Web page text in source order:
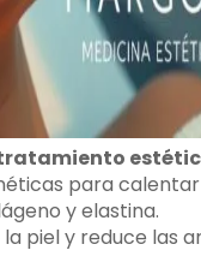
para
y elastina.
piel y reduce las